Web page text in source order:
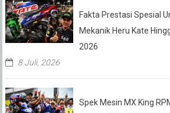
Fakta Prestasi Spesial
Mekanik Heru Kate
2026
8 Juli, 2026
Spek Mesin MX King